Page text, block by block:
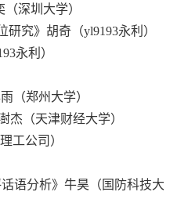
深圳大学）
究》胡奇（yl9193永利）
永利）
（郑州大学）
（天津财经大学）
工公司）
语分析》牛昊（国防科技大